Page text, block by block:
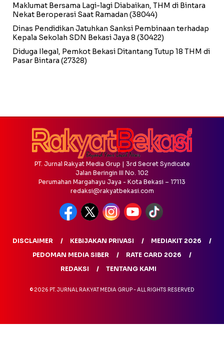
Maklumat Bersama Lagi-lagi Diabaikan, THM di Bintara
Nekat Beroperasi Saat Ramadan (38044)
Dinas Pendidikan Jatuhkan Sanksi Pembinaan terhadap
Kepala Sekolah SDN Bekasi Jaya 8 (30422)
Diduga Ilegal, Pemkot Bekasi Ditantang Tutup 18 THM di
Pasar Bintara (27328)
PT. Jurnal Rakyat Media Grup | 3rd Secret Syndicate
Jalan Beringin III No. 102
Perumahan Margahayu Jaya - Kota Bekasi – 17113
redaksi@rakyatbekasi.com
DISCLAIMER KEBIJAKAN PRIVASI
MEDIAKIT 2026
PEDOMAN MEDIA SIBER
RATE CARD 2026
REDAKSI
TENTANG KAMI
© 2026 PT. JURNAL RAKYAT MEDIA GRUP - ALL RIGHTS RESERVED